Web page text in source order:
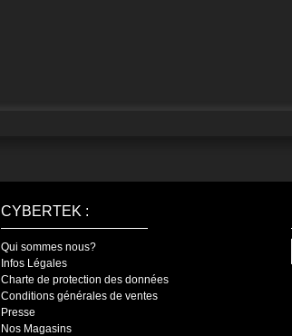
CYBERTEK :
Qui sommes nous?
Infos Légales
Charte de protection des données
Conditions générales de ventes
Presse
Nos Magasins